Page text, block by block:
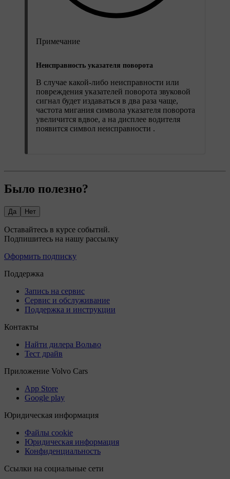
Примечание
Неисправность указателя поворота
В случае какой-либо неисправности или
повреждения указателей поворота звуковой
сигнал будет издаваться в два раза чаще,
частота мигания символа указателя поворота
увеличится вдвое, а на дисплее водителя
появится символ неисправности .
Было полезно?
Да Нет